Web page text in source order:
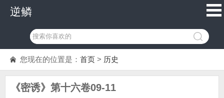
逆鳞
您现在的位置是： 首页 > 历史
《密诱》第十六卷09-11